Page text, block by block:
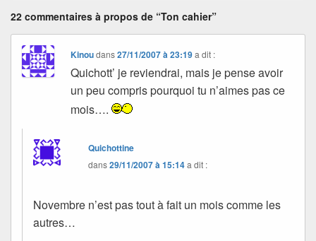
22 commentaires à propos de “Ton cahier”
Kinoudans27/11/2007 à 23:19 a dit :
Quichott’ je reviendrai, mais je pense avoir
un peu compris pourquoi tu n’aimes pas ce
mois….
Quichottine
dans29/11/2007 à 15:14a dit :
Novembre n’est pas tout à fait un mois comme les
autres…